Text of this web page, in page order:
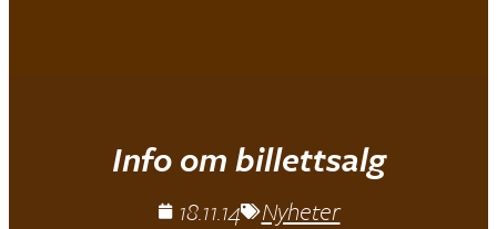
Info om billettsalg
18.11.14 Nyheter